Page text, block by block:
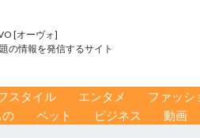
[オーヴォ]
の情報を発信するサイト
スタイル エンタメ ファッシ
の ペット ビジネス 動画